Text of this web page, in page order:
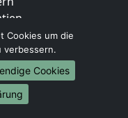
Cookies um die
verbessern.
Cookies